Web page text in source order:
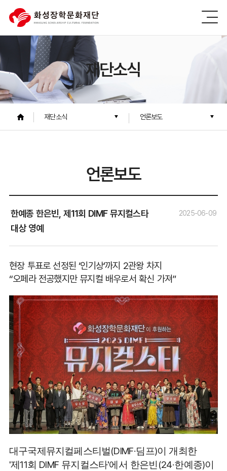
재단소식
재단소식 언론보도
언론보도
한예종 한은빈, 제11회 DIMF 뮤지컬스타
대상 영예
2025-06-09
현장 투표로 선정된 ‘인기상’까지 2관왕 차지
“오페라 전공했지만 뮤지컬 배우로서 확신 가져”
대구국제뮤지컬페스티벌(DIMF·딤프)이 개최한
'제11회 DIMF 뮤지컬스타'에서 한은빈 (24·한예종)이